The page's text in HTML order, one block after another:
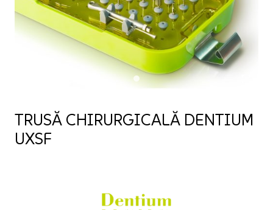
TRUSĂ CHIRURGICALĂ DENTIUM
UXSF